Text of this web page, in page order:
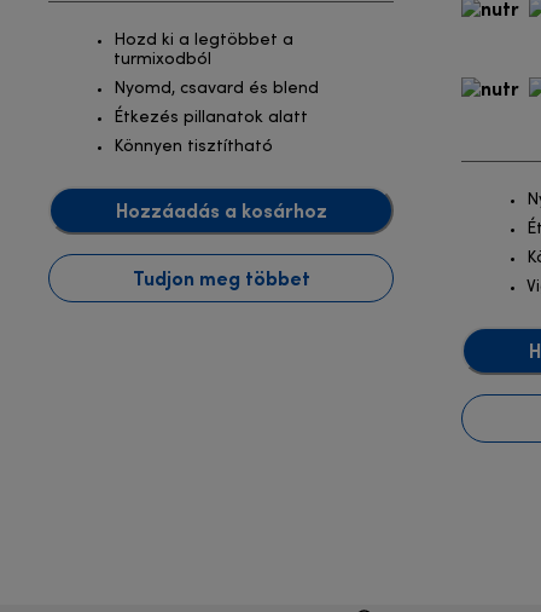
Hozd ki a legtöbbet a
turmixodból
Nyomd, csavard és blend
Étkezés pillanatok alatt
Könnyen tisztítható
Hozzáadás a kosárhoz
Tudjon meg többet